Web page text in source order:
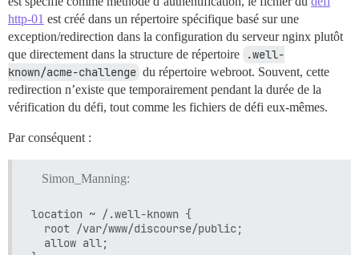
http-01 est créé dans un répertoire spécifique basé sur une
exception/redirection dans la configuration du serveur nginx plutôt
que directement dans la structure de répertoire
.well-
known/acme-challenge du répertoire webroot. Souvent, cette
redirection n’existe que temporairement pendant la durée de la
vérification du défi, tout comme les fichiers de défi eux-mêmes.
Par conséquent :
Simon_Manning:
location ~ /.well-known {
  root /var/www/discourse/public;
  allow all;